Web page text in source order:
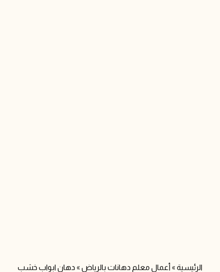
الرئيسية» أعمال معلم دهانات بالرياض »دهان ابواب خشب